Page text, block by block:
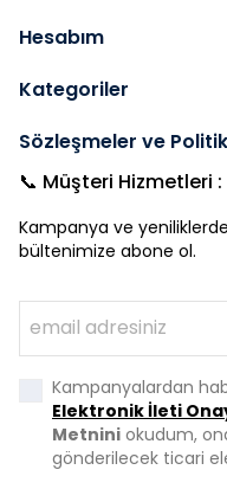
Hesabım
Kategoriler
Sözleşmeler ve
📞 Müşteri Hizmetleri
Kampanya ve
bültenimize abone ol.
Kampanyalardan
Elektronik İleti
Metnini okudum,
gönderilecek ticari